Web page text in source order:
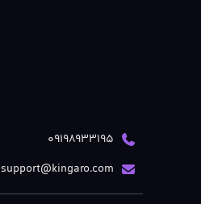
09198933195
support@kingaro.com